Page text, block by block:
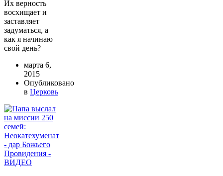
Их верность
восхищает и
заставляет
задуматься, а
как я начинаю
свой день?
марта 6,
2015
Опубликовано
в Церковь